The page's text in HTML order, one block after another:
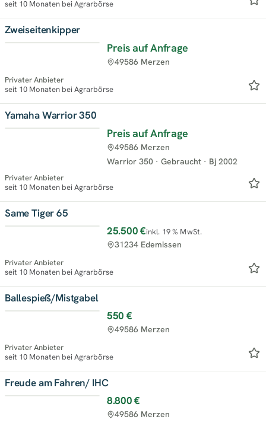
seit 10 Monaten bei Agrarbörse
Zweiseitenkipper
Preis auf Anfrage
49586 Merzen
Privater Anbieter
seit 10 Monaten bei Agrarbörse
Yamaha Warrior 350
Preis auf Anfrage
Warrior 350 · Gebraucht · Bj 2002
49586 Merzen
Privater Anbieter
seit 10 Monaten bei Agrarbörse
Same Tiger 65
25.500 €inkl. 19 % MwSt.
31234 Edemissen
Privater Anbieter
seit 10 Monaten bei Agrarbörse
Ballespieß/Mistgabel
550 €
49586 Merzen
Privater Anbieter
seit 10 Monaten bei Agrarbörse
Freude am Fahren/ IHC
8.800 €
49586 Merzen